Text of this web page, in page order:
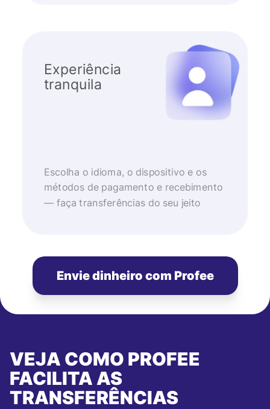
Experiência
tranquila
Escolha o idioma, o dispositivo e os
métodos de pagamento e recebimento
— faça transferências do seu jeito
Envie dinheiro com Profee
VEJA COMO PROFEE
FACILITA AS
TRANSFERÊNCIAS